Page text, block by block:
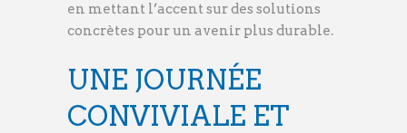
en mettant l’accent sur des solutions
concrètes pour un avenir plus durable.
UNE JOURNÉE
CONVIVIALE ET